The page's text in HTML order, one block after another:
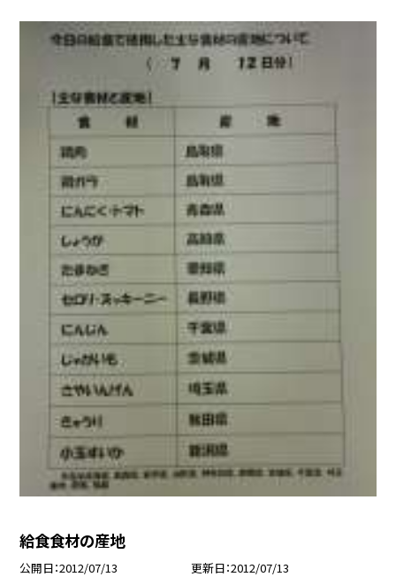
給食食材の産地
公開日 2012/07/13 更新日 2012/07/13